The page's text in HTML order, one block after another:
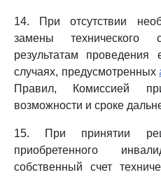
14. При отсутствии
замены технического
результатам проведения
случаях, предусмотренных
Правил, Комиссией
возможности и сроке
15. При принятии
приобретенного
собственный счет